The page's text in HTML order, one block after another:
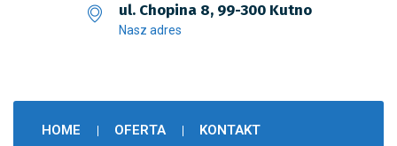
ul. Chopina 8, 99-300 Kutno
Nasz adres
HOME OFERTA KONTAKT